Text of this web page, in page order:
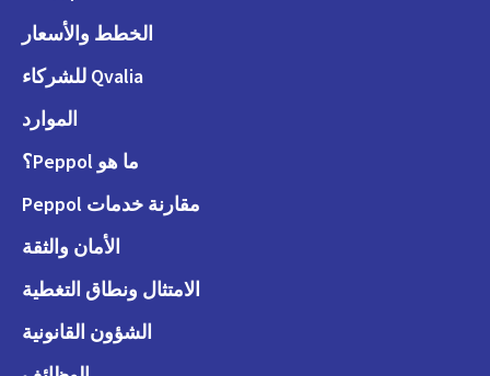
الخطط والأسعار
Qvalia للشركاء
الموارد
ما هو Peppol؟
مقارنة خدمات Peppol
الأمان والثقة
الامتثال ونطاق التغطية
الشؤون القانونية